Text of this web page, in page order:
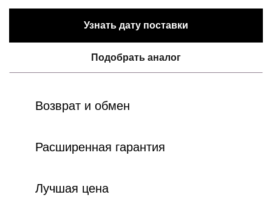
Узнать дату поставки
Подобрать аналог
Возврат и обмен
Расширенная гарантия
Лучшая цена